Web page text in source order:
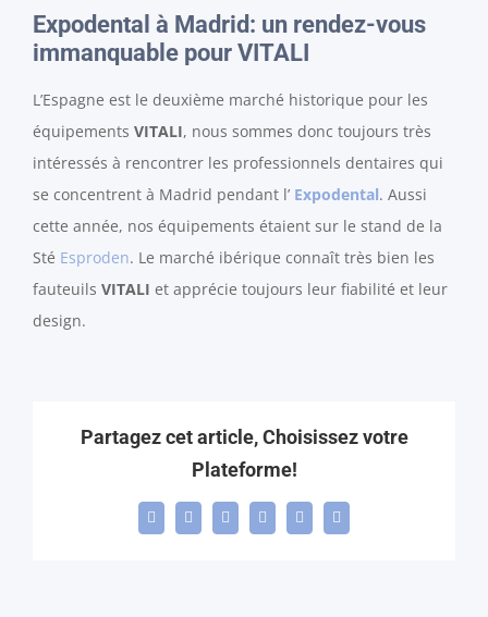
Expodental à Madrid: un rendez-vous
immanquable pour VITALI
L’Espagne est le deuxième marché historique pour les
équipements VITALI, nous sommes donc toujours très
intéressés à rencontrer les professionnels dentaires qui
se concentrent à Madrid pendant l’ Expodental. Aussi
cette année, nos équipements étaient sur le stand de la
Sté Esproden. Le marché ibérique connaît très bien les
fauteuils VITALI et apprécie toujours leur fiabilité et leur
design.
Partagez cet article, Choisissez votre
Plateforme!
Facebook
X LinkedInWhatsAppTelegramEmail